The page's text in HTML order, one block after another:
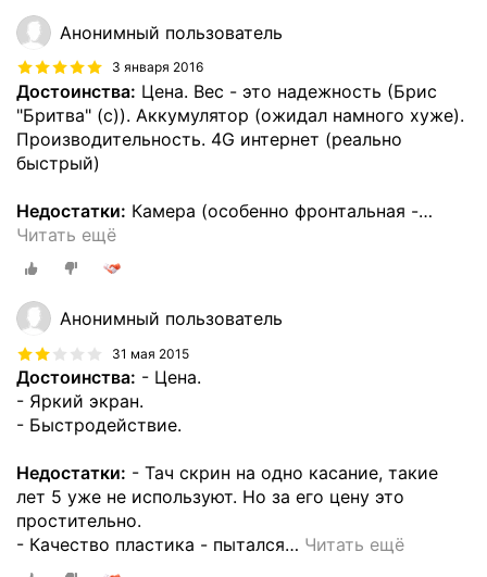
Анонимный пользователь
3 января 2016
Достоинства: Цена. Вес - это надежность (Брис
"Бритва" (с)). Аккумулятор (ожидал намного хуже).
Производительность. 4G интернет (реально
быстрый)
Недостатки: Камера (особенно фронтальная -…
Читать ещё
Анонимный пользователь
31 мая 2015
Достоинства: - Цена.
- Яркий экран.
- Быстродействие.
Недостатки: - Тач скрин на одно касание, такие
лет 5 уже не используют. Но за его цену это
простительно.
- Качество пластика - пытался… Читать ещё